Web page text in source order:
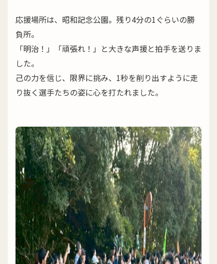
応援場所は、昭和記念公園。残り4分の1ぐらいの勝
負所。
「明治！」「頑張れ！」と大きな声援と拍手を送りま
した。
己の力を信じ、限界に挑み、1秒を削り出すように走
り抜く選手たちの姿に心を打たれました。